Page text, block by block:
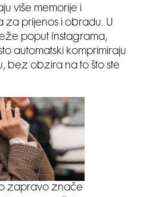
više memorije i
za prijenos i obradu. U
poput Instagrama,
automatski komprimiraju
bez obzira na to što ste
zapravo znače